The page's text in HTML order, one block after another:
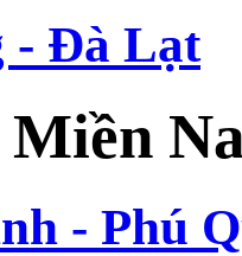
- Đà Lạt
- Phú